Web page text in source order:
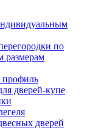
по
размерам
профиль
дверей-купе
дверей